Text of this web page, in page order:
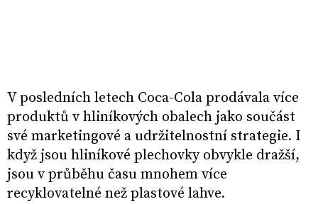
V posledních letech Coca-Cola prodávala více
produktů v hliníkových obalech jako součást
své marketingové a udržitelnostní strategie. I
když jsou hliníkové plechovky obvykle dražší,
jsou v průběhu času mnohem více
recyklovatelné než plastové lahve.